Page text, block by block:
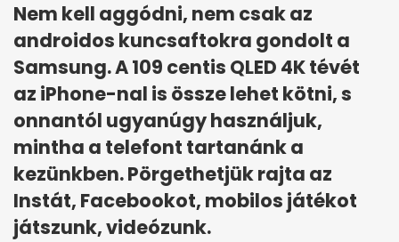
Nem kell aggódni, nem csak az
androidos kuncsaftokra gondolt a
Samsung. A 109 centis QLED 4K tévét
az iPhone-nal is össze lehet kötni, s
onnantól ugyanúgy használjuk,
mintha a telefont tartanánk a
kezünkben. Pörgethetjük rajta az
Instát, Facebookot, mobilos játékot
játszunk, videózunk.